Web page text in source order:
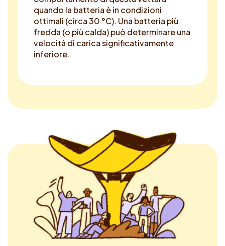
quando la batteria è in condizioni
ottimali (circa 30 °C). Una batteria più
fredda (o più calda) può determinare una
velocità di carica significativamente
inferiore.